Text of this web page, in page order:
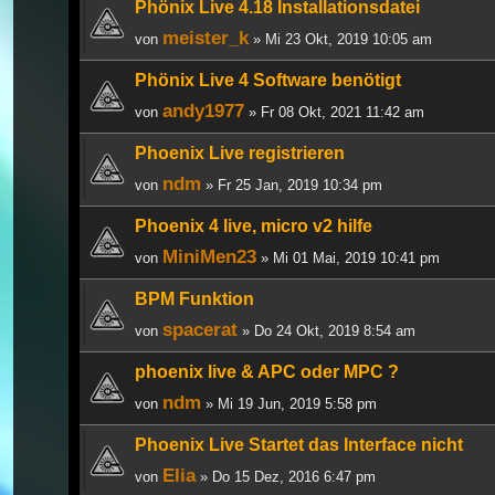
Phönix Live 4.18 Installationsdatei
von meister_k » Mi 23 Okt, 2019 10:05 am
Phönix Live 4 Software benötigt
von andy1977 » Fr 08 Okt, 2021 11:42 am
Phoenix Live registrieren
von ndm » Fr 25 Jan, 2019 10:34 pm
Phoenix 4 live, micro v2 hilfe
von MiniMen23 » Mi 01 Mai, 2019 10:41 pm
BPM Funktion
von spacerat » Do 24 Okt, 2019 8:54 am
phoenix live & APC oder MPC ?
von ndm » Mi 19 Jun, 2019 5:58 pm
Phoenix Live Startet das Interface nicht
von Elia» Do 15 Dez, 2016 6:47 pm